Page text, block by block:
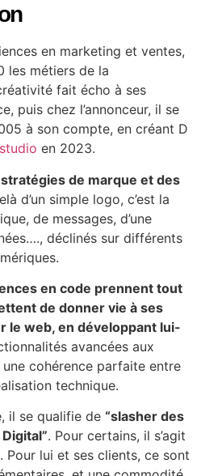
en marketing et ventes,
les métiers de la
fait écho à ses
puis chez l’annonceur, il se
à son compte, en créant D
en 2023.
de marque et des
d’un simple logo, c’est la
de messages, d’une
déclinés sur différents
en code prennent tout
de donner vie à ses
le web, en développant lui-
avancées aux
cohérence parfaite entre
technique.
il se qualifie de “slasher des
. Pour certains, il s’agit
Pour lui et ses clients, ce sont